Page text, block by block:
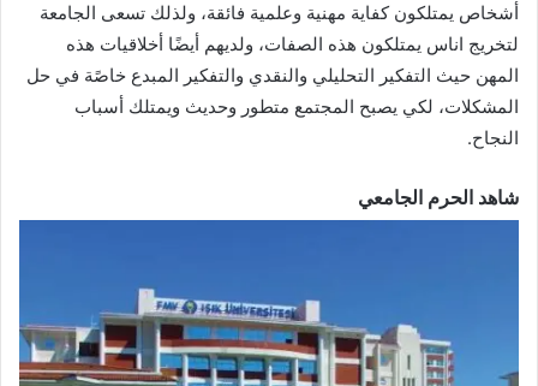
أشخاص يمتلكون كفاية مهنية وعلمية فائقة، ولذلك تسعى الجامعة
لتخريج اناس يمتلكون هذه الصفات، ولديهم أيضًا أخلاقيات هذه
المهن حيث التفكير التحليلي والنقدي والتفكير المبدع خاصًة في حل
المشكلات، لكي يصبح المجتمع متطور وحديث ويمتلك أسباب
النجاح.
شاهد الحرم الجامعي